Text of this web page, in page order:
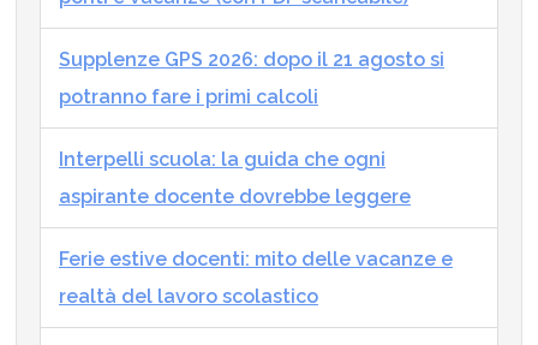
Supplenze GPS 2026: dopo il 21 agosto si
potranno fare i primi calcoli
Interpelli scuola: la guida che ogni
aspirante docente dovrebbe leggere
Ferie estive docenti: mito delle vacanze e
realtà del lavoro scolastico